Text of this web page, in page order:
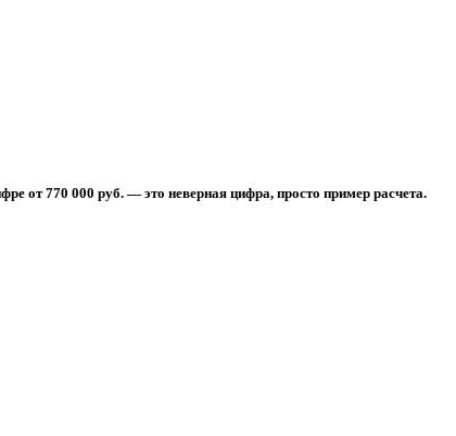
от 770 000 руб. — это неверная цифра, просто пример расчета.